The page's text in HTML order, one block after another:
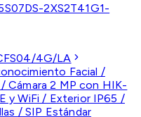
DS-2XS2T41G1-
4G/LA